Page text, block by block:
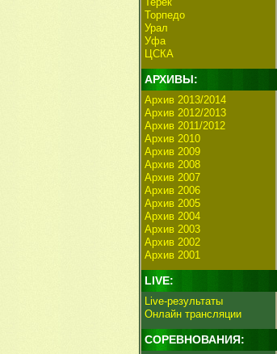
Торпедо
Урал
Уфа
ЦСКА
АРХИВЫ:
Архив 2013/2014
Архив 2012/2013
Архив 2011/2012
Архив 2010
Архив 2009
Архив 2008
Архив 2007
Архив 2006
Архив 2005
Архив 2004
Архив 2003
Архив 2002
Архив 2001
LIVE:
Live-результаты
Онлайн трансляции
СОРЕВНОВАНИЯ: